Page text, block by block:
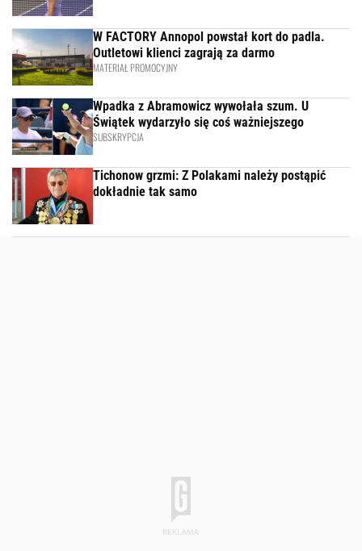
W FACTORY Annopol powstał kort do padla.
Outletowi klienci zagrają za darmo
MATERIAŁ PROMOCYJNY
Wpadka z Abramowicz wywołała szum. U
Świątek wydarzyło się coś ważniejszego
SUBSKRYPCJA
Tichonow grzmi: Z Polakami należy postąpić
dokładnie tak samo